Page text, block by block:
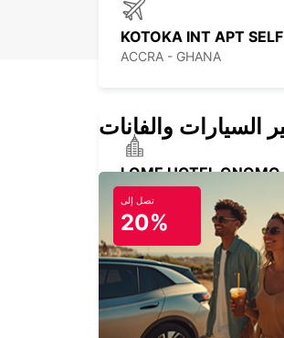
ACCRA - GHANA
LOME - TOGO
LOME - TOGO
تصل إلى
20%